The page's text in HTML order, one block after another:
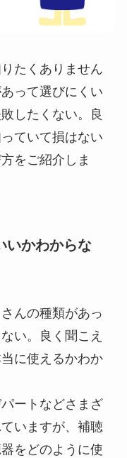
たくありません
って選びにくい
したくない。良
ていて損はない
をご紹介しま
いかわからな
んの種類があっ
い。良く聞こえ
に使えるかわか
ートなどさまざ
いますが、補聴
をどのように使